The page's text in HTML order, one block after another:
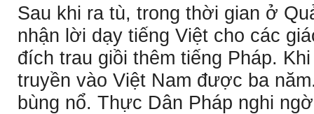
Sau khi ra tù, trong thời gian ở
nhận lời dạy tiếng Việt cho các
đích trau giồi thêm tiếng Pháp.
truyền vào Việt Nam được ba
bùng nổ. Thực Dân Pháp nghi